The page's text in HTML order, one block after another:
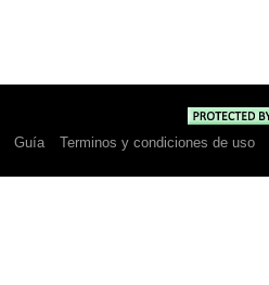
Guía Terminos y condiciones de uso